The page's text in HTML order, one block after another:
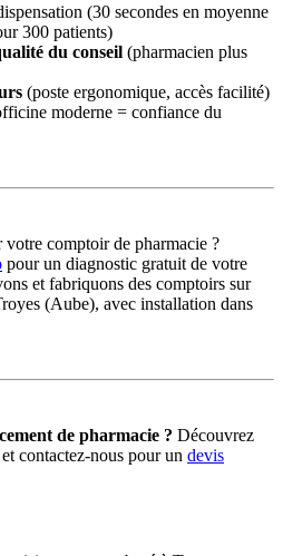
(30 secondes en moyenne
300 patients)
du conseil (pharmacien plus
(poste ergonomique, accès facilité)
moderne = confiance du
comptoir de pharmacie ?
pour un diagnostic gratuit de votre
et fabriquons des comptoirs sur
(Aube), avec installation dans
de pharmacie ? Découvrez
et contactez-nous pour un devis